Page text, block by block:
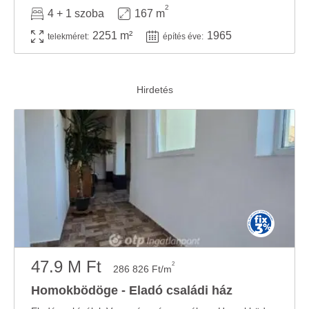
4 + 1 szoba 167 m
2
telekméret: 2251 m² építés éve: 1965
47.9 M Ft 286 826 Ft/m2
Homokbödöge - Eladó családi ház